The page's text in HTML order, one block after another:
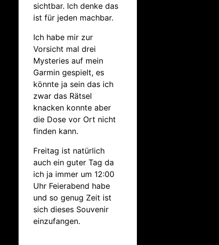
sichtbar. Ich denke das
ist für jeden machbar.
Ich habe mir zur
Vorsicht mal drei
Mysteries auf mein
Garmin gespielt, es
könnte ja sein das ich
zwar das Rätsel
knacken konnte aber
die Dose vor Ort nicht
finden kann.
Freitag ist natürlich
auch ein guter Tag da
ich ja immer um 12:00
Uhr Feierabend habe
und so genug Zeit ist
sich dieses Souvenir
einzufangen.